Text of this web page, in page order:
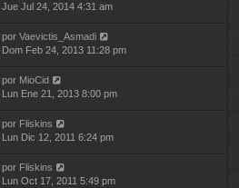
Jue Jul 24, 2014 4:31 am
por Vaevictis_Asmadi
Dom Feb 24, 2013 11:28 pm
por MioCid
Lun Ene 21, 2013 8:00 pm
por Fliskins
Lun Dic 12, 2011 6:24 pm
por Fliskins
Lun Oct 17, 2011 5:49 pm